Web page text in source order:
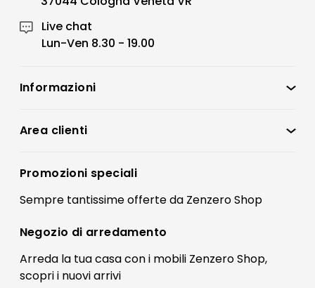
Live chat
Lun-Ven 8.30 - 19.00
Informazioni
Condizioni di vendita
Preferenze Cookies
Termini e condizioni
Contatti
FAQ
Pagamenti
Area clienti
Registrati
Il mio account
Promozioni speciali
Sempre tantissimeofferteda Zenzero Shop
Negozio di arredamento
Arreda la tua casa con i mobili Zenzero Shop,
scopri i nuovi arrivi